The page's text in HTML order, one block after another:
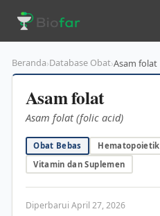
isi
Beranda›Database Obat›Asam folat
Asam folat
Asam folat (folic acid)
Obat Bebas Hematopoietik
Vitamin dan Suplemen
Diperbarui April 27, 2026